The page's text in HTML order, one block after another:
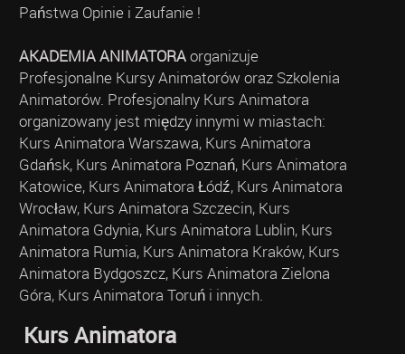
Państwa Opinie i Zaufanie !
AKADEMIA ANIMATORAorganizuje
Profesjonalne Kursy Animatorów oraz Szkolenia
Animatorów. Profesjonalny Kurs Animatora
organizowany jest między innymi w miastach:
Kurs Animatora Warszawa, Kurs Animatora
Gdańsk, Kurs Animatora Poznań, Kurs Animatora
Katowice, Kurs Animatora Łódź, Kurs Animatora
Wrocław, Kurs Animatora Szczecin, Kurs
Animatora Gdynia, Kurs Animatora Lublin, Kurs
Animatora Rumia, Kurs Animatora Kraków, Kurs
Animatora Bydgoszcz, Kurs Animatora Zielona
Góra, Kurs Animatora Toruń i innych.
Kurs Animatora